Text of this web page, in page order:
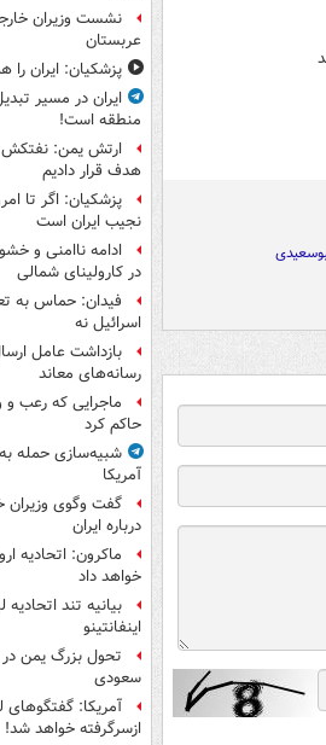
نشست وزیران
عربستان
پزشکیان: ایران را
ایران در مسیر
منطقه است!
ارتش یمن: نفتکش
هدف قرار دادیم
پزشکیان: اگر تا
نجیب ایران است
ادامه ناامنی و
در کارولینای شمالی
فیدان: حماس به
اسرائیل نه
بازداشت عامل
رسانه‌های معاند
ماجرایی که رعب و
حاکم کرد
شبیه‌سازی حمله به
آمریکا
گفت وگوی وزیران
درباره ایران
ماکرون: اتحادیه
خواهد داد
بیانیه تند
اینفانتینو
تحول بزرگ یمن
سعودی
آمریکا: گفتگوهای
ازسرگرفته خواهد شد!